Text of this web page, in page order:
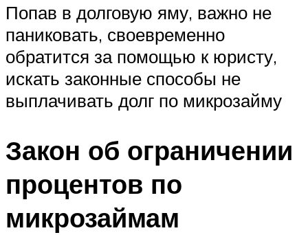
Попав в долговую яму, важно не
паниковать, своевременно
обратится за помощью к юристу,
искать законные способы не
выплачивать долг по микрозайму
Закон об ограничении
процентов по
микрозаймам